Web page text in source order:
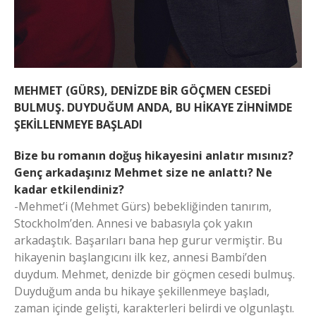
MEHMET (GÜRS), DENİZDE BİR GÖÇMEN CESEDİ
BULMUŞ. DUYDUĞUM ANDA, BU HİKAYE ZİHNİMDE
ŞEKİLLENMEYE BAŞLADI
Bize bu romanın doğuş hikayesini anlatır mısınız?
Genç arkadaşınız Mehmet size ne anlattı? Ne
kadar etkilendiniz?
-Mehmet’i (Mehmet Gürs) bebekliğinden tanırım,
Stockholm’den. Annesi ve babasıyla çok yakın
arkadaştık. Başarıları bana hep gurur vermiştir. Bu
hikayenin başlangıcını ilk kez, annesi Bambi’den
duydum. Mehmet, denizde bir göçmen cesedi bulmuş.
Duyduğum anda bu hikaye şekillenmeye başladı,
zaman içinde gelişti, karakterleri belirdi ve olgunlaştı.